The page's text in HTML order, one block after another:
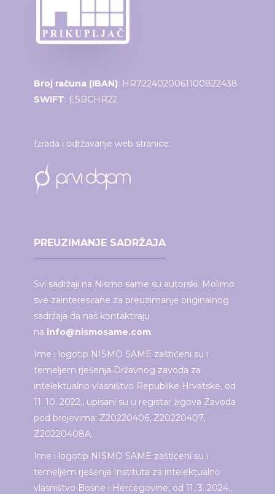
Broj računa (IBAN): HR7224020061100822438
SWIFT: ESBCHR22
Izrada i održavanje web stranice:
PREUZIMANJE SADRŽAJA
Svi sadržaji na Nismo same su autorski. Molimo
sve zainteresirane za preuzimanje originalnog
sadržaja da nas kontaktiraju
na info@nismosame.com.
Ime i logotip NISMO SAME zaštićeni su i
temeljem rješenja Državnog zavoda za
intelektualno vlasništvo Republike Hrvatske, od
11. 10. 2022., upisani su u registar žigova Zavoda
pod brojevima: Z20220406, Z20220407,
Z20220408A.
Ime i logotip NISMO SAME zaštićeni su i
temeljem rješenja Instituta za intelektualno
vlasništvo Bosne i Hercegovine, od 11. 3. 2024.,